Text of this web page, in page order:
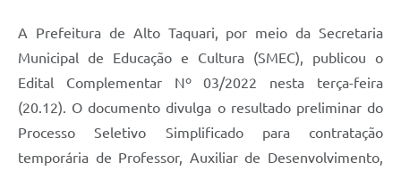
A Prefeitura de Alto Taquari, por meio da Secretaria
Municipal de Educação e Cultura (SMEC), publicou o
Edital Complementar Nº 03/2022 nesta terça-feira
(20.12). O documento divulga o resultado preliminar do
Processo Seletivo Simplificado para contratação
temporária de Professor, Auxiliar de Desenvolvimento,